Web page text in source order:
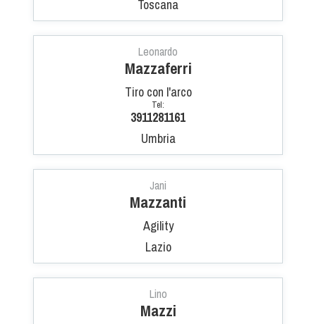
Toscana
Leonardo
Mazzaferri
Tiro con l'arco
Tel:
3911281161
Umbria
Jani
Mazzanti
Agility
Lazio
Lino
Mazzi
Sleddog